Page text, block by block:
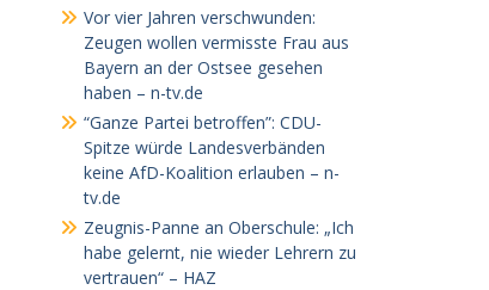
Vor vier Jahren verschwunden:
Zeugen wollen vermisste Frau aus
Bayern an der Ostsee gesehen
haben – n-tv.de
“Ganze Partei betroffen”: CDU-
Spitze würde Landesverbänden
keine AfD-Koalition erlauben – n-
tv.de
Zeugnis-Panne an Oberschule: „Ich
habe gelernt, nie wieder Lehrern zu
vertrauen“ – HAZ